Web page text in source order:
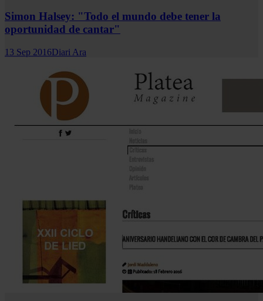
Simon Halsey: "Todo el mundo debe tener la
oportunidad de cantar"
13 Sep 2016Diari Ara